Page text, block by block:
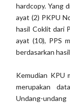
hardcopy. Yang
ayat (2) PKPU
hasil Coklit dari
ayat (10), PPS
berdasarkan
Kemudian KPU
merupakan
Undang-